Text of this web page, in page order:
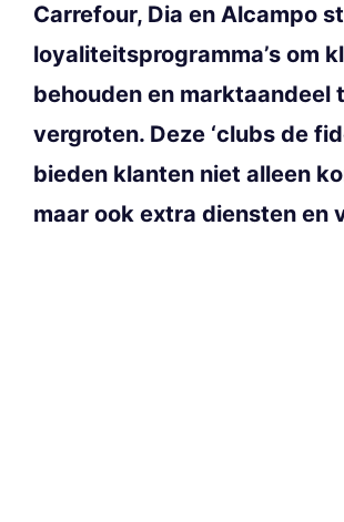
Carrefour, Dia en Alcampo
loyaliteitsprogramma’s om
behouden en marktaandeel
vergroten. Deze ‘clubs de
bieden klanten niet alleen
maar ook extra diensten en